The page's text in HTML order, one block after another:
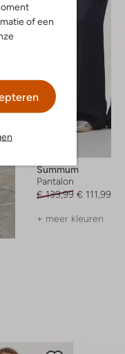
of een
Summum
Pantalon
€ 139,99 € 111,99
+ meer kleuren